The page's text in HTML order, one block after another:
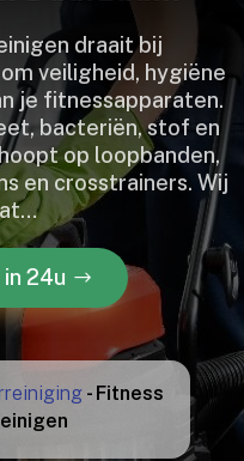
draait bij
veiligheid, hygiëne
je fitnessapparaten.​
bacteriën, stof en
op loopbanden,
en crosstrainers.​ Wij
24u
- Fitness